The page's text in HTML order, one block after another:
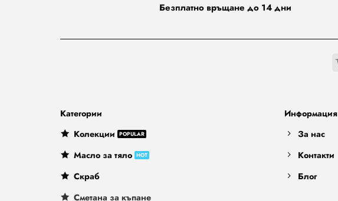
Безплатно връщане до 14 дни
Категории
Колекции
Масло за тяло
Скраб
Сметана за къпане
Информация
За нас
Контакти
Блог